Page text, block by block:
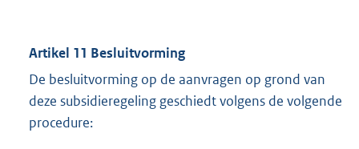
Artikel 11 Besluitvorming
De besluitvorming op de aanvragen op grond van
deze subsidieregeling geschiedt volgens de volgende
procedure: